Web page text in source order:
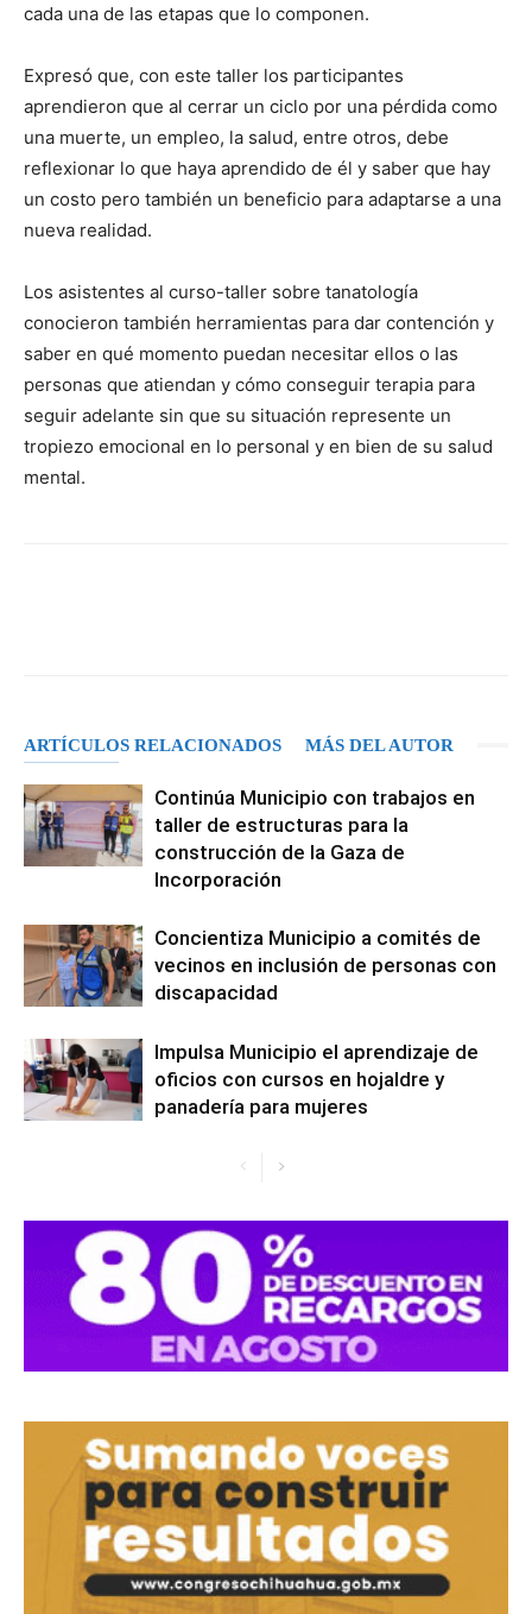
cada una de las etapas que lo componen.
Expresó que, con este taller los participantes
aprendieron que al cerrar un ciclo por una pérdida como
una muerte, un empleo, la salud, entre otros, debe
reflexionar lo que haya aprendido de él y saber que hay
un costo pero también un beneficio para adaptarse a una
nueva realidad.
Los asistentes al curso-taller sobre tanatología
conocieron también herramientas para dar contención y
saber en qué momento puedan necesitar ellos o las
personas que atiendan y cómo conseguir terapia para
seguir adelante sin que su situación represente un
tropiezo emocional en lo personal y en bien de su salud
mental.
ARTÍCULOS RELACIONADOS MÁS DEL AUTOR
Continúa Municipio con trabajos en
taller de estructuras para la
construcción de la Gaza de
Incorporación
Concientiza Municipio a comités de
vecinos en inclusión de personas con
discapacidad
Impulsa Municipio el aprendizaje de
oficios con cursos en hojaldre y
panadería para mujeres